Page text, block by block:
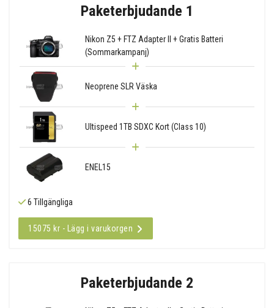
Paketerbjudande 1
Nikon Z5 + FTZ Adapter II + Gratis Batteri
(Sommarkampanj)
Neoprene SLR Väska
Ultispeed 1TB SDXC Kort (Class 10)
ENEL15
6 Tillgängliga
15075 kr - Lägg i varukorgen
Paketerbjudande 2